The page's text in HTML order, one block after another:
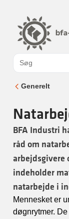
Generelt
BFA Industri
råd om
arbejdsgivere
indeholder
natarbejde i
Mennesket er
døgnrytmer.